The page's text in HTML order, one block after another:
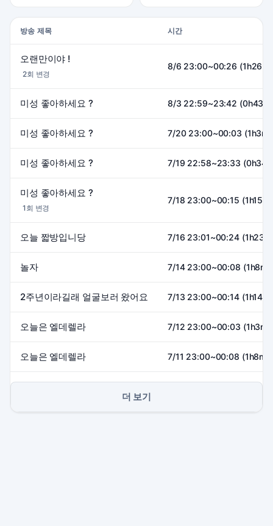
방송 제목 시간
오랜만이야 !
2회 변경
8/6 23:00~00:26 (1h26m)
미성 좋아하세요 ? 8/3 22:59~23:42
미성 좋아하세요 ? 7/20 23:00~00:03 (1h3m)
미성 좋아하세요 ? 7/19 22:58~23:33
미성 좋아하세요 ?
1회 변경
7/18 23:00~00:15 (1h15m)
오늘 짧방입니당 7/16 23:01~00:24
놀자 7/14 23:00~00:08 (1h8m)
2주년이라길래 얼굴보러 왔어요 7/13 23:00~00:14 (1h14m)
오늘은 엘데렐라 7/12 23:00~00:03 (1h3m)
오늘은 엘데렐라 7/11 23:00~00:08 (1h8m)
더 보기